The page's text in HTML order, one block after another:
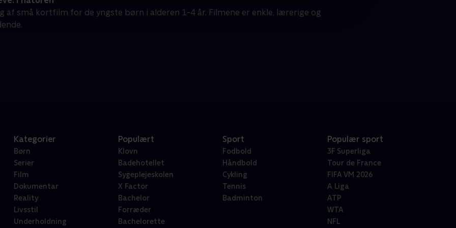
af små kortfilm for de yngste børn i alderen 1-4 år. Filmene er enkle, lærerige og
Kategorier
Børn
Serier
Film
Dokumentar
Reality
Livsstil
Underholdning
Populært
Klovn
Badehotellet
Sygeplejeskolen
X Factor
Bachelor
Forræder
Bachelorette
Sport
Fodbold
Håndbold
Cykling
Tennis
Badminton
Populær sport
3F Superliga
Tour de France
FIFA VM 2026
A Liga
ATP
WTA
NFL